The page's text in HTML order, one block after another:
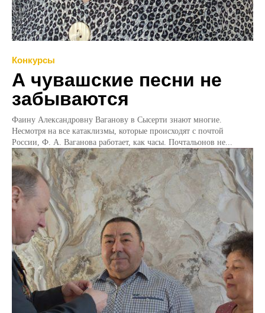
Конкурсы
А чувашские песни не
забываются
Фаину Александровну Ваганову в Сысерти знают многие.
Несмотря на все катаклизмы, которые происходят с почтой
России, Ф. А. Ваганова работает, как часы. Почтальонов не...